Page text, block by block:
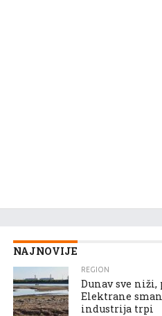
NAJNOVIJE
REGION
Dunav sve niži,
Elektrane
industrija trpi